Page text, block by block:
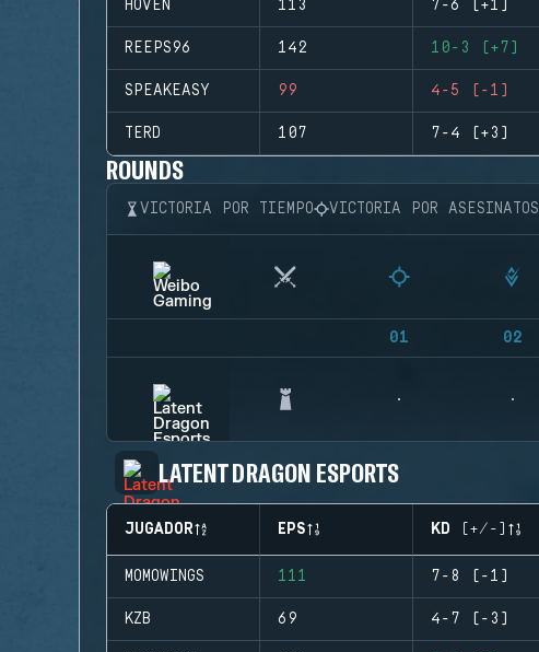
HOVEN 113 7-6 (+1)
REEPS96 142 10-3 (+7)
SPEAKEASY 99 4-5 (-1)
TERD 107 7-4 (+3)
ROUNDS
VICTORIA POR TIEMPO VICTORIA POR ASESINATOS
01 02
LATENT DRAGON ESPORTS
JUGADOR EPS KD (+/-)
MOMOWINGS 111 7-8 (-1)
KZB 69 4-7 (-3)